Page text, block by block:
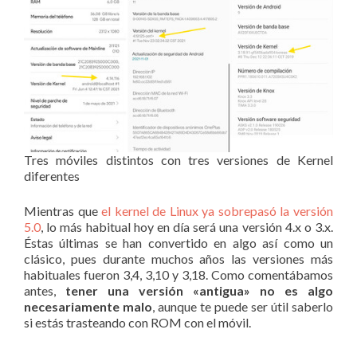
Tres móviles distintos con tres versiones de Kernel
diferentes
Mientras queel kernel de Linux ya sobrepasó la versión
5.0, lo más habitual hoy en día será una versión 4.x o 3.x.
Éstas últimas se han convertido en algo así como un
clásico, pues durante muchos años las versiones más
habituales fueron 3,4, 3,10 y 3,18. Como comentábamos
antes, tener una versión «antigua» no es algo
necesariamente malo, aunque te puede ser útil saberlo
si estás trasteando con ROM con el móvil.